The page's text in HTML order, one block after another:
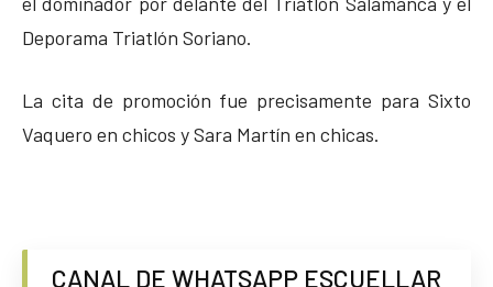
Deporama Triatlón Soriano.
La cita de promoción fue precisamente para Sixto
Vaquero en chicos y Sara Martín en chicas.
CANAL DE WHATSAPP ESCUELLAR